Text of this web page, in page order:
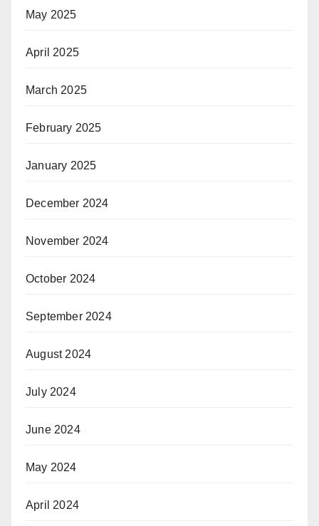
May 2025
April 2025
March 2025
February 2025
January 2025
December 2024
November 2024
October 2024
September 2024
August 2024
July 2024
June 2024
May 2024
April 2024